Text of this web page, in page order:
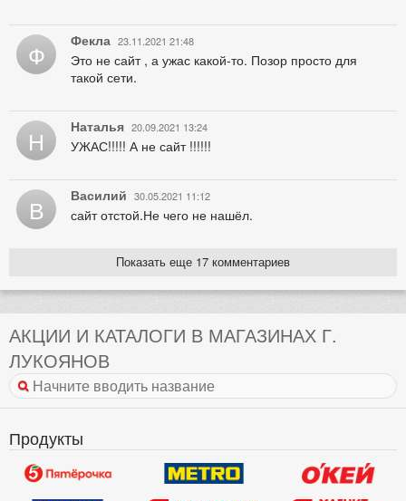
Ф Фекла 23.11.2021 21:48
Это не сайт , а ужас какой-то. Позор просто для
такой сети.
Н Наталья 20.09.2021 13:24
УЖАС!!!!! А не сайт !!!!!!
В Василий 30.05.2021 11:12
сайт отстой.Не чего не нашёл.
Показать еще 17 комментариев
АКЦИИ И КАТАЛОГИ В МАГАЗИНАХ Г.
ЛУКОЯНОВ
Продукты